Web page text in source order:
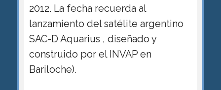
2012. La fecha recuerda al
lanzamiento del satélite argentino
SAC-D Aquarius , diseñado y
construido por el INVAP en
Bariloche).